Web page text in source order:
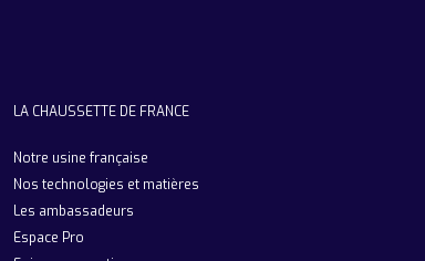
LA CHAUSSETTE DE FRANCE
Notre usine française
Nos technologies et matières
Les ambassadeurs
Espace Pro